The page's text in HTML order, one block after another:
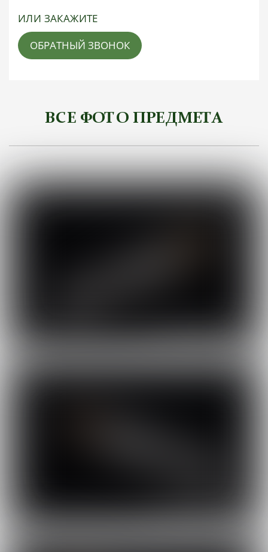
ИЛИ ЗАКАЖИТЕ
ОБРАТНЫЙ ЗВОНОК
ВСЕ ФОТО ПРЕДМЕТА